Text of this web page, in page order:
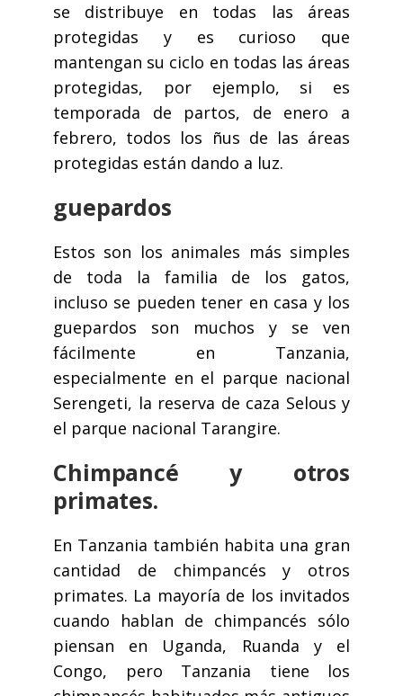
se distribuye en todas las áreas
protegidas y es curioso que
mantengan su ciclo en todas las áreas
protegidas, por ejemplo, si es
temporada de partos, de enero a
febrero, todos los ñus de las áreas
protegidas están dando a luz.
guepardos
Estos son los animales más simples
de toda la familia de los gatos,
incluso se pueden tener en casa y los
guepardos son muchos y se ven
fácilmente en Tanzania,
especialmente en el parque nacional
Serengeti, la reserva de caza Selous y
el parque nacional Tarangire.
Chimpancé y otros
primates.
En Tanzania también habita una gran
cantidad de chimpancés y otros
primates. La mayoría de los invitados
cuando hablan de chimpancés sólo
piensan en Uganda, Ruanda y el
Congo, pero Tanzania tiene los